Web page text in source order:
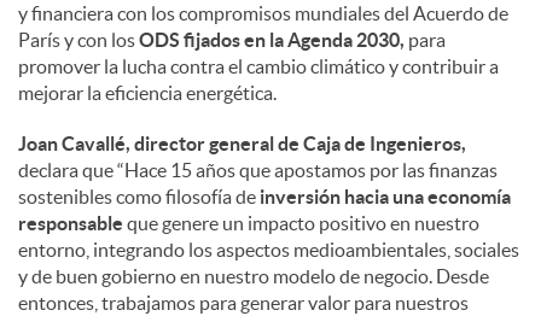
y financiera con los compromisos mundiales del Acuerdo de
París y con losODS fijados en la Agenda 2030, para
promover la lucha contra el cambio climático y contribuir a
mejorar la eficiencia energética.
Joan Cavallé, director general de Caja de Ingenieros,
declara que “Hace 15 años que apostamos por las finanzas
sostenibles como filosofía de inversión hacia una economía
responsable que genere un impacto positivo en nuestro
entorno, integrando los aspectos medioambientales, sociales
y de buen gobierno en nuestro modelo de negocio. Desde
entonces, trabajamos para generar valor para nuestros